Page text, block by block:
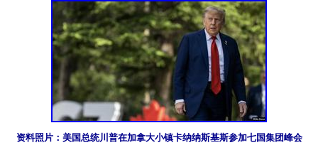
资料照片：美国总统川普在加拿大小镇卡纳纳斯基斯参加七国集团峰会